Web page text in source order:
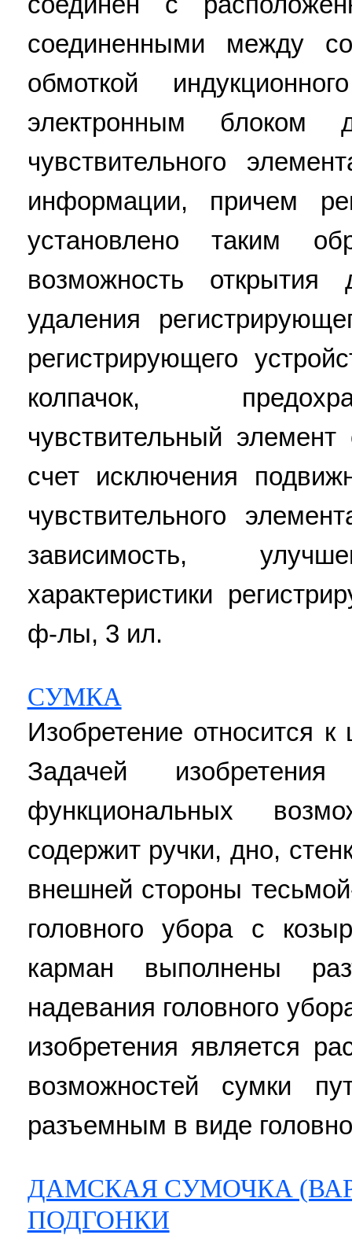
соединенными между
обмоткой
электронным блоком
чувствительного
информации, причем
установлено таким
возможность открытия
удаления
регистрирующего
колпачок,
чувствительный
счет исключения
чувствительного
зависимость,
характеристики
ф-лы, 3 ил.
СУМКА
Изобретение относится
Задачей
функциональных
содержит ручки, дно,
внешней стороны
головного убора с
карман выполнены
надевания головного
изобретения является
возможностей сумки
разъемным в виде
ДАМСКАЯ СУМОЧКА
ПОДГОНКИ